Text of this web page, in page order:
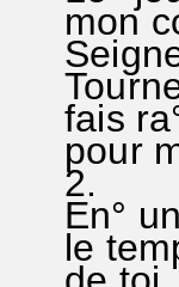
mon
fais
pour
2.
En°
le